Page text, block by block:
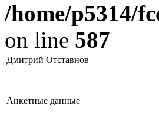
/home/p5314/
on line 587
Дмитрий Отставнов
Анкетные данные